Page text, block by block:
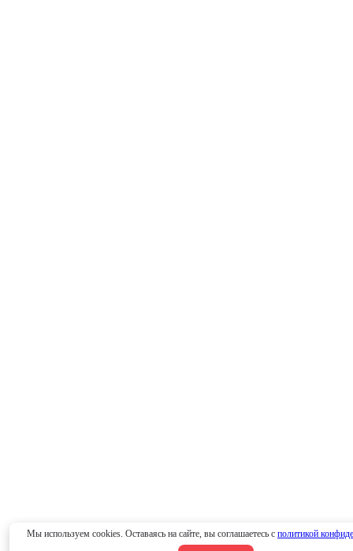
Мы используем cookies. Оставаясь на сайте, вы соглашаетесь с политикой